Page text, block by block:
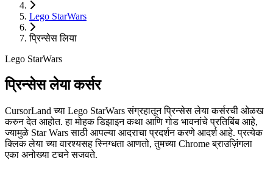
Lego StarWars
प्रिन्सेस लिया
Lego StarWars
प्रिन्सेस लेया कर्सर
CursorLand च्या Lego StarWars संग्रहातून प्रिन्सेस लेया कर्सरची ओळख
करुन देत आहोत. हा मोहक डिझाइन कथा आणि गोड भावनांचे प्रतिबिंब आहे,
ज्यामुळे Star Wars साठी आपल्या आदराचा प्रदर्शन करणे आदर्श आहे. प्रत्येक
क्लिक लेया च्या वारश्यसह स्निग्धता आणतो, तुमच्या Chrome ब्राउज़िंगला
एका अनोख्या टचने सजवते.